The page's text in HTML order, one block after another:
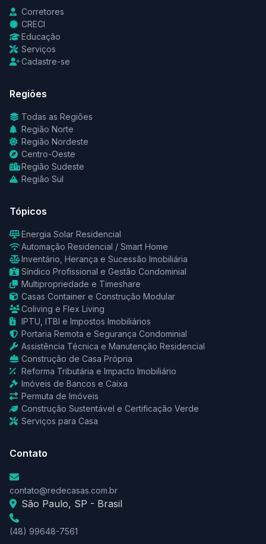
Corretores
CRECI
Educação
Serviços
Cadastre-se
Regiões
Todas as Regiões
Região Norte
Região Nordeste
Centro-Oeste
Região Sudeste
Região Sul
Tópicos
Energia Solar Residencial
Automação Residencial / Smart Home
Inventário, Herança e Sucessão Imobiliária
Síndico Profissional e Gestão Condominial
Multipropriedade e Timeshare
Casas Container e Construção Modular
Coliving e Flex Living
IPTU, ITBI e Impostos Imobiliários
Portaria Remota e Segurança Condominial
Assistência Técnica e Manutenção Residencial
Construção de Casa Própria
Reforma Tributária e Impacto Imobiliário
Imóveis de Bancos e Caixa
Permuta de Imóveis
Construção Sustentável e Certificação Verde
Serviços para Casa
Contato
contato@redecasas.com.br
São Paulo, SP - Brasil
(48) 99648-7561